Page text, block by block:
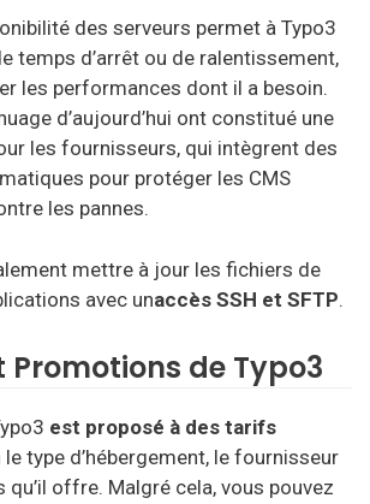
des serveurs permet à Typo3
temps d’arrêt ou de ralentissement,
les performances dont il a besoin.
d’aujourd’hui ont constitué une
les fournisseurs, qui intègrent des
pour protéger les CMS
les pannes.
mettre à jour les fichiers de
avec unaccès SSH et SFTP.
Promotions de Typo3
est proposé à des tarifs
le type d’hébergement, le fournisseur
qu’il offre. Malgré cela, vous pouvez